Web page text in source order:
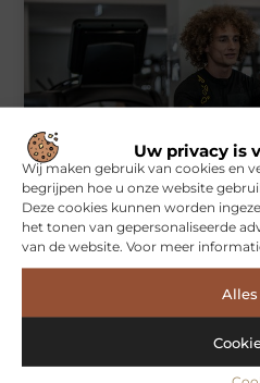
Uw privacy is
Wij maken gebruik van cookies en
begrijpen hoe u onze website
Deze cookies kunnen worden
het tonen van gepersonaliseerde
van de website. Voor meer
Alles
Symbiont360: Innovatieve
effectieve workout